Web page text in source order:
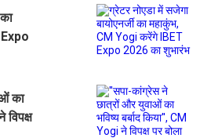
का
विपक्ष